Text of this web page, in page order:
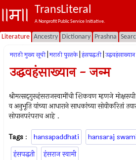
TransLiteral
A Nonprofit Public Service Initiative.
Literature Ancestry Dictionary Prashna
मराठी मुख्य सूची मराठी पुस्तके हंसपद्धती उद्धवहंसाख्यान
उद्धवहंसाख्यान - जन्म
श्रीमत्सद्‍गुरूहंसराजस्वामींची शिकवण म्हणजे मोक्षरूपी
व अनुभूति यांच्या आधाराने साधकांच्या सोयीकरितां
सोपानपरंपराच आहे .
Tags : hansapaddhati
hansaraj
हंसपद्धती
हंसराज स्वामी